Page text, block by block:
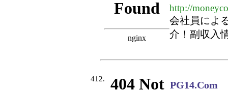
http://
会社員によ
介！副収入
412.
PG14.Com